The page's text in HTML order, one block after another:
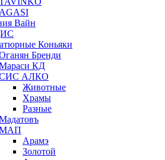
AGASI
Вайн
Коньяки
Бренди
КД
АЛКО
Животные
Храмы
Разные
Арамэ
Золотой